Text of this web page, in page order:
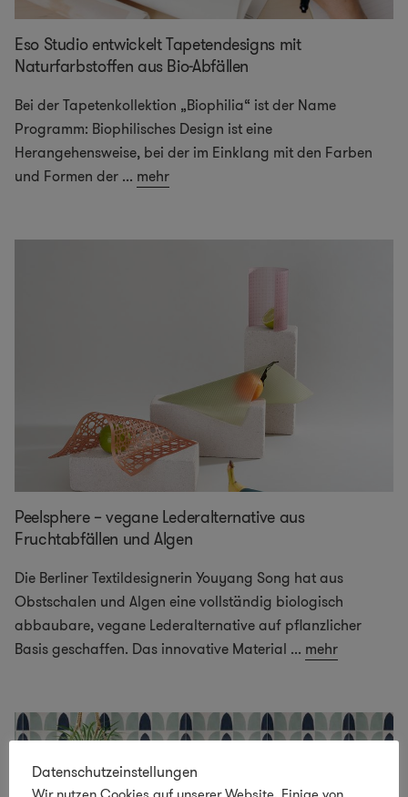
Eso Studio entwickelt Tapetendesigns mit
Naturfarbstoffen aus Bio-Abfällen
Bei der Tapetenkollektion „Biophilia“ ist der Name
Programm: Biophilisches Design ist eine
Herangehensweise, bei der im Einklang mit den Farben
und Formen der ... mehr
Peelsphere – vegane Lederalternative aus
Fruchtabfällen und Algen
Die Berliner Textildesignerin Youyang Song hat aus
Obstschalen und Algen eine vollständig biologisch
abbaubare, vegane Lederalternative auf pflanzlicher
Basis geschaffen. Das innovative Material ... mehr
Datenschutzeinstellungen